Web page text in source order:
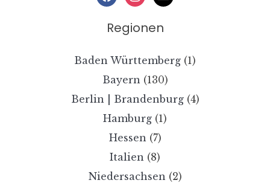
Regionen
Baden Württemberg (1)
Bayern (130)
Berlin | Brandenburg(4)
Hamburg (1)
Hessen (7)
Italien (8)
Niedersachsen (2)